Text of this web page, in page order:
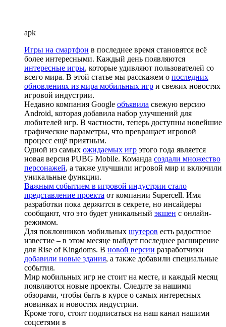
apk
Игры на смартфон в последнее время становятся всё
более интересными. Каждый день появляются
интересные игры, которые удивляют пользователей со
всего мира. В этой статье мы расскажем о последних
обновлениях из мира мобильных игр и свежих новостях
игровой индустрии.
Недавно компания Google объявила свежую версию
Android, которая добавила набор улучшений для
любителей игр. В частности, теперь доступны новейшие
графические параметры, что превращает игровой
процесс ещё приятным.
Одной из самых ожидаемых игр этого года является
новая версия PUBG Mobile. Команда создали множество
персонажей, а также улучшили игровой мир и включили
уникальные функции.
Важным событием в игровой индустрии стало
представление проекта от компании Supercell. Имя
разработки пока держится в секрете, но инсайдеры
сообщают, что это будет уникальный экшен с онлайн-
режимом.
Для поклонников мобильных шутеров есть радостное
известие – в этом месяце выйдет последнее расширение
для Rise of Kingdoms. В новой версии разработчики
добавили новые здания, а также добавили специальные
события.
Мир мобильных игр не стоит на месте, и каждый месяц
появляются новые проекты. Следите за нашими
обзорами, чтобы быть в курсе о самых интересных
новинках и новостях индустрии.
Кроме того, стоит подписаться на наш канал нашими
соцсетями в